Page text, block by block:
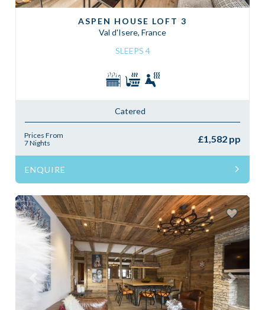
ASPEN HOUSE LOFT 3
Val d'Isere, France
SLEEPS 4
Catered
Prices From
7 Nights
£1,582 pp
ENQUIRE
Previous Next